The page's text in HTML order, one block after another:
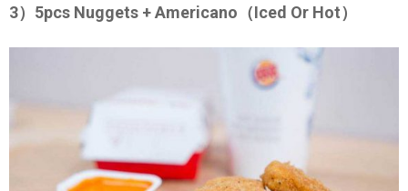
3）5pcs Nuggets + Americano（Iced Or Hot）